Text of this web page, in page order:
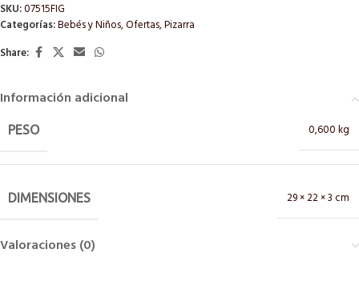
SKU:07515FIG
Categorías:Bebés y Niños,Ofertas,Pizarra
Share:
Información adicional
PESO 0,600 kg
DIMENSIONES 29 × 22 × 3 cm
Valoraciones (0)